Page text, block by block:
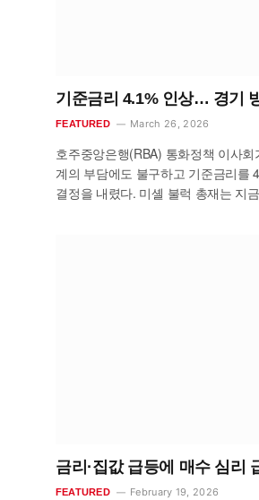
기준금리 4.1% 인상… 경기
FEATURED March 26, 2026
호주중앙은행(RBA) 통화정책 이사
계의 부담에도 불구하고 기준금리를
결정을 내렸다. 미셸 불럭 총재는 지
금리·집값 급등에 매수 심리
FEATURED February 19, 2026